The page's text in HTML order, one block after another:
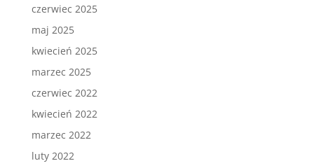
czerwiec 2025
maj 2025
kwiecień 2025
marzec 2025
czerwiec 2022
kwiecień 2022
marzec 2022
luty 2022